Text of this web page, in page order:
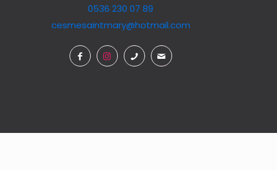
0536 230 07 89
cesmesaintmary@hotmail.com